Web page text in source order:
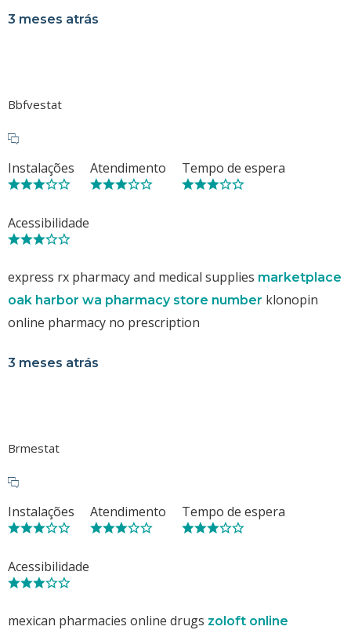
3 meses atrás
Bbfvestat
Instalações Atendimento Tempo de espera
Acessibilidade
express rx pharmacy and medical supplies marketplace
oak harbor wa pharmacy store number klonopin
online pharmacy no prescription
3 meses atrás
Brmestat
Instalações Atendimento Tempo de espera
Acessibilidade
mexican pharmacies online drugs zoloft online